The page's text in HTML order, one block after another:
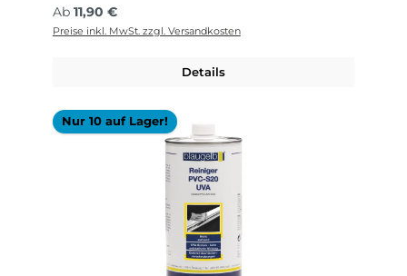
Regulärer Preis:
Ab 11,90 €
Preise inkl. MwSt. zzgl. Versandkosten
Details
Nur 10 auf Lager!